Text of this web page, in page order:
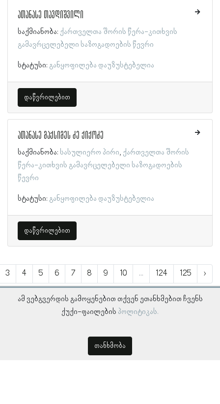
ათანასე თავდიშვილი
საქმიანობა: ქართველთა შორის წერა-კითხვის
გამავრცელებელი საზოგადოების წევრი
სტატუსი: განყოფილება დაუზუსტებელია
დაწვრილებით
ათანასე მაქსიმეს ძე ქიქოძე
საქმიანობა: სასულიერო პირი ქართველთა შორის
წერა-კითხვის გამავრცელებელი საზოგადოების
წევრი
სტატუსი: განყოფილება დაუზუსტებელია
დაწვრილებით
3 4 5 6 7 8 9 10 ... 124 125 ›
ამ ვებგვერდის გამოყენებით თქვენ ეთანხმებით ჩვენს
ქუქი-ფაილების პოლიტიკას.
თანხმობა